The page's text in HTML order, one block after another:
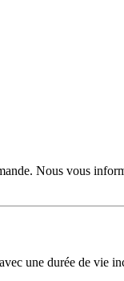
Nous vous
une durée de vie